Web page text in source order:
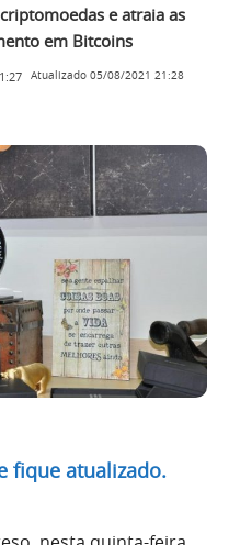
e atraia as
em Bitcoins
Atualizado 05/08/2021 21:28
fique atualizado.